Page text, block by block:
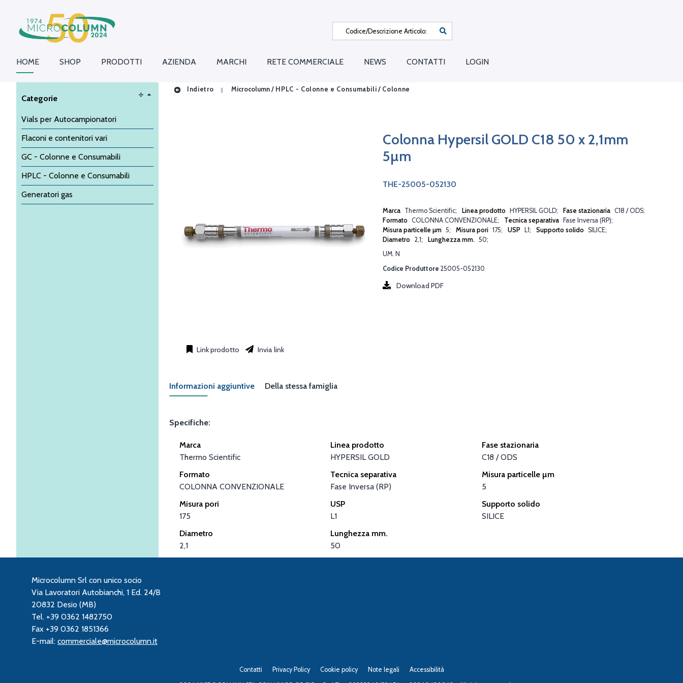
HOME SHOP PRODOTTI AZIENDA MARCHI RETE COMMERCIALE NEWS CONTATTI LOGIN
Categorie
Vials per Autocampionatori
Flaconi e contenitori vari
GC - Colonne e Consumabili
HPLC - Colonne e Consumabili
Generatori gas
Indietro Microcolumn / HPLC - Colonne e Consumabili / Colonne
Colonna Hypersil GOLD C18 50 x 2,1mm
5µm
THE-25005-052130
Marca Thermo Scientific Linea prodotto HYPERSIL GOLD Fase stazionaria C18 / ODS
Formato COLONNA CONVENZIONALE Tecnica separativa
Fase Inversa (RP)
Misura particelle µm 5 Misura pori 175 USP L1 Supporto solido SILICE
Diametro 2,1 Lunghezza mm. 50
UM. N
Download PDF
Codice Produttore 25005-052130
Link prodotto Invia link
Informazioni aggiuntive Della stessa famiglia
Specifiche:
Marca
Thermo Scientific
Linea prodotto
HYPERSIL GOLD
Fase stazionaria
C18 / ODS
Formato
COLONNA CONVENZIONALE
Tecnica separativa
Fase Inversa (RP)
Misura particelle µm
5
Misura pori
175
USP
L1
Supporto solido
SILICE
Diametro
2,1
Lunghezza mm.
50
Microcolumn Srl con unico socio
Via Lavoratori Autobianchi, 1 Ed. 24/B
20832 Desio (MB)
Tel. +39 0362 1482750
Fax +39 0362 1851366
E-mail: commerciale@microcolumn.it
Contatti Privacy Policy Cookie policy Note legali Accessibilità